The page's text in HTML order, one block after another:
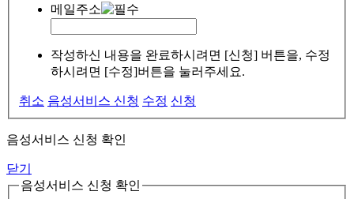
메일주소
작성하신 내용을 완료하시려면 [신청] 버튼을, 수정
하시려면 [수정]버튼을 눌러주세요.
취소 음성서비스 신청 수정 신청
음성서비스 신청 확인
닫기
음성서비스 신청 확인